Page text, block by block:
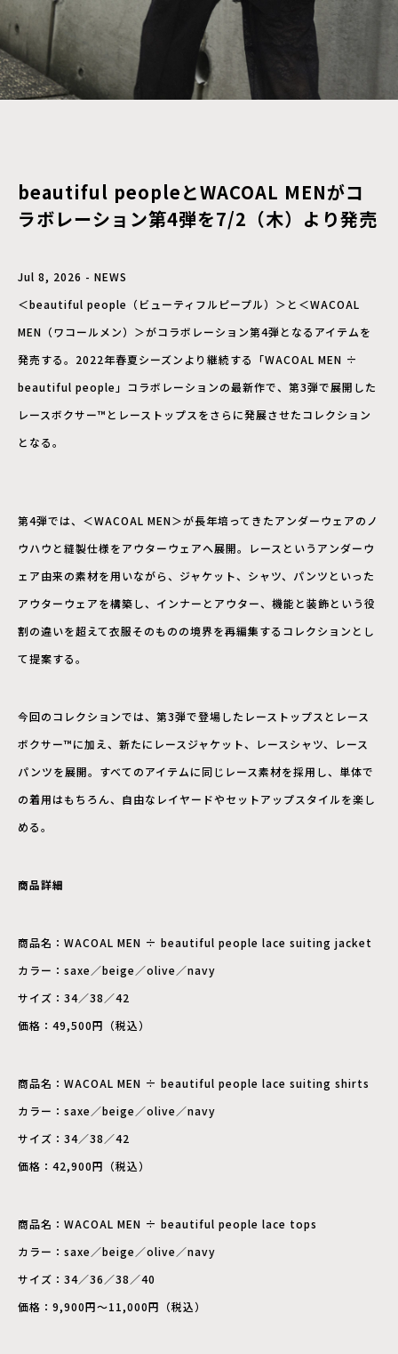
beautiful peopleとWACOAL MENがコ
ラボレーション第4弾を7/2（木）より発売
Jul 8, 2026 - NEWS
＜beautiful people（ビューティフルピープル）＞と＜WACOAL
MEN（ワコールメン）＞がコラボレーション第4弾となるアイテムを
発売する。2022年春夏シーズンより継続する「WACOAL MEN ÷
beautiful people」コラボレーションの最新作で、第3弾で展開した
レースボクサー™とレーストップスをさらに発展させたコレクション
となる。
第4弾では、＜WACOAL MEN＞が長年培ってきたアンダーウェアのノ
ウハウと縫製仕様をアウターウェアへ展開。レースというアンダーウ
ェア由来の素材を用いながら、ジャケット、シャツ、パンツといった
アウターウェアを構築し、インナーとアウター、機能と装飾という役
割の違いを超えて衣服そのものの境界を再編集するコレクションとし
て提案する。
今回のコレクションでは、第3弾で登場したレーストップスとレース
ボクサー™に加え、新たにレースジャケット、レースシャツ、レース
パンツを展開。すべてのアイテムに同じレース素材を採用し、単体で
の着用はもちろん、自由なレイヤードやセットアップスタイルを楽し
める。
商品詳細
商品名：WACOAL MEN ÷ beautiful people lace suiting jacket
カラー：saxe／beige／olive／navy
サイズ：34／38／42
価格：49,500円（税込）
商品名：WACOAL MEN ÷ beautiful people lace suiting shirts
カラー：saxe／beige／olive／navy
サイズ：34／38／42
価格：42,900円（税込）
商品名：WACOAL MEN ÷ beautiful people lace tops
カラー：saxe／beige／olive／navy
サイズ：34／36／38／40
価格：9,900円～11,000円（税込）